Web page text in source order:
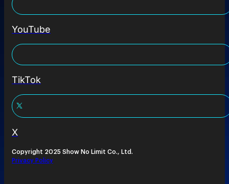
YouTube
TikTok
X
Copyright 2025 Show No Limit Co., Ltd.
Privacy Policy